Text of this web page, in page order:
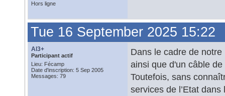
Hors ligne
Tue 16 September 2025 15:22
Al3+
Participant actif
Lieu: Fécamp
Date d'inscription: 5 Sep 2005
Messages: 79
Dans le cadre de
ainsi que d'un câble
Toutefois, sans
services de l’Etat